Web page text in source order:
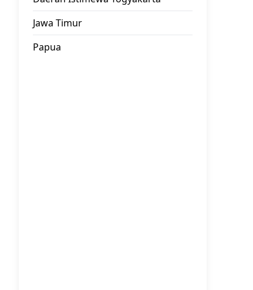
Jawa Timur
Papua